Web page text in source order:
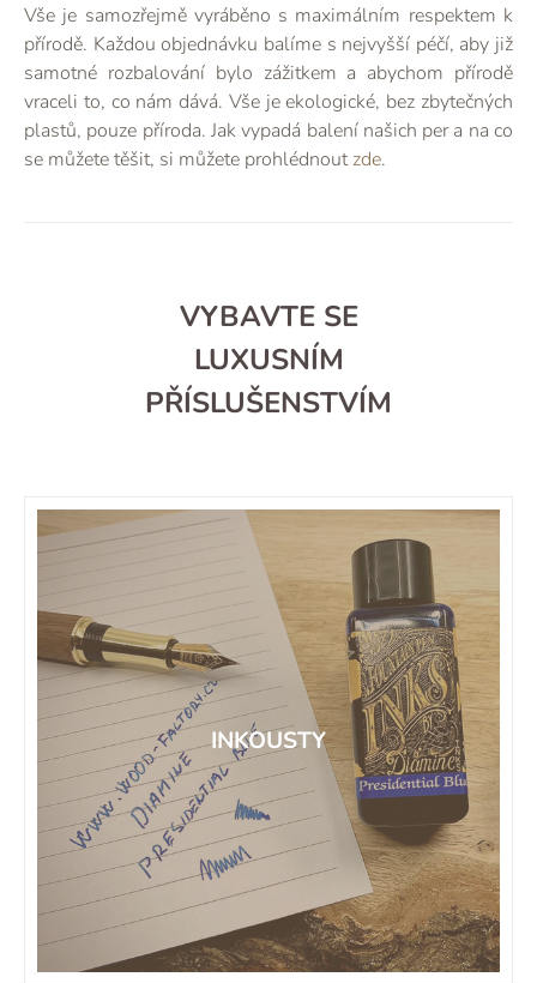
Vše je samozřejmě vyráběno s maximálním respektem k
přírodě. Každou objednávku balíme s nejvyšší péčí, aby již
samotné rozbalování bylo zážitkem a abychom přírodě
vraceli to, co nám dává. Vše je ekologické, bez zbytečných
plastů, pouze příroda. Jak vypadá balení našich per a na co
se můžete těšit, si můžete prohlédnoutzde.
VYBAVTE SE
LUXUSNÍM
PŘÍSLUŠENSTVÍM
INKOUSTY